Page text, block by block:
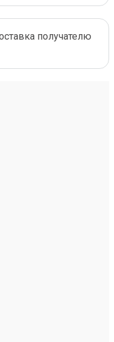
получателю